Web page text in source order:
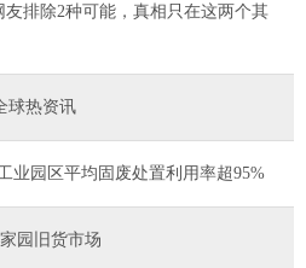
友排除2种可能，真相只在这两个其
球热资讯
业园区平均固废处置利用率超95%
园旧货市场